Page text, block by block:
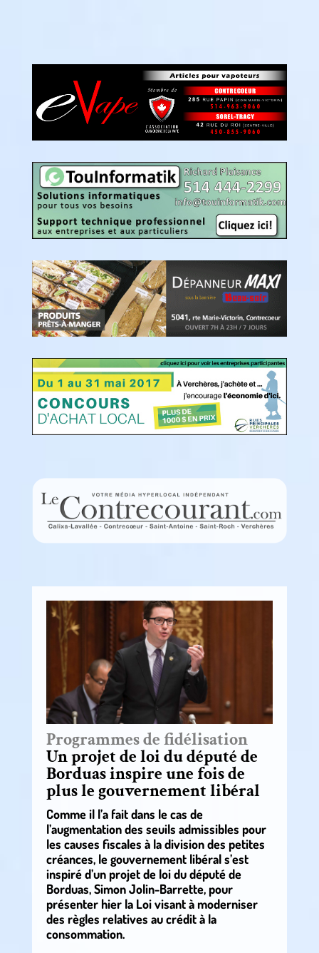
Programmes de fidélisation
Un projet de loi du député de
Borduas inspire une fois de
plus le gouvernement libéral
Comme il l’a fait dans le cas de
l’augmentation des seuils admissibles pour
les causes fiscales à la division des petites
créances, le gouvernement libéral s’est
inspiré d’un projet de loi du député de
Borduas, Simon Jolin-Barrette, pour
présenter hier la Loi visant à moderniser
des règles relatives au crédit à la
consommation.